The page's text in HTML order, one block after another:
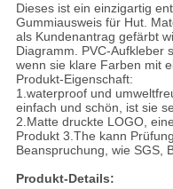
Dieses ist ein einzigartig
Gummiausweis für Hut.
als Kundenantrag gefärbt
Diagramm. PVC-Aufkleber
wenn sie klare Farben mit
Produkt-Eigenschaft:
1.waterproof und
einfach und schön, ist sie
2.Matte druckte LOGO,
Produkt 3.The kann
Beanspruchung, wie SGS,
Produkt-Details: